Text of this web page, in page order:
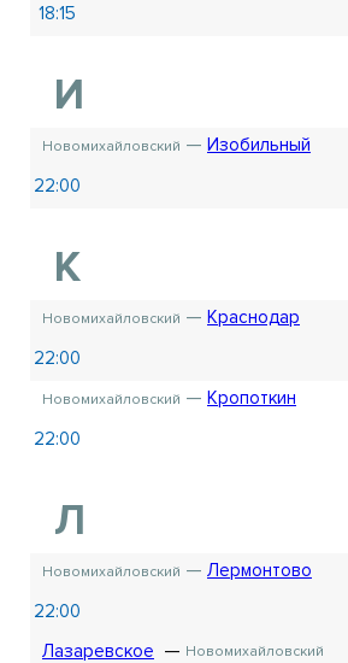
18:15
И
Новомихайловский
Изобильный
22:00
К
Новомихайловский
Краснодар
22:00
Новомихайловский
Кропоткин
22:00
Л
Новомихайловский
Лермонтово
22:00
Новомихайловский
Лазаревское